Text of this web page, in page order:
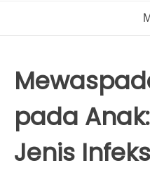
pada
Jenis